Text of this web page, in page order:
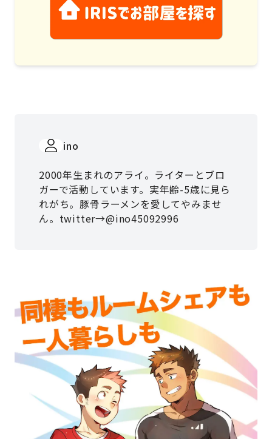
ino
2000年生まれのアライ。ライターとブロ
ガーで活動しています。実年齢-5歳に見ら
れがち。豚骨ラーメンを愛してやみませ
ん。twitter→@ino45092996